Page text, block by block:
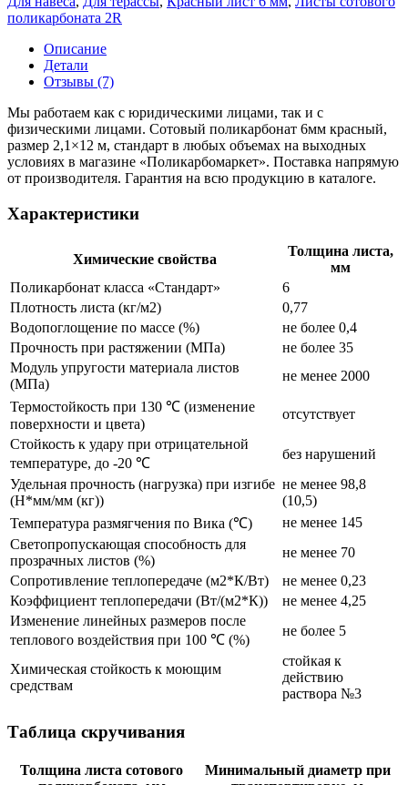
поликарбоната 2R
Описание
Детали
Отзывы (7)
Мы работаем как с юридическими лицами, так и с
физическими лицами. Сотовый поликарбонат 6мм красный,
размер 2,1×12 м, стандарт в любых объемах на выходных
условиях в магазине «Поликарбомаркет». Поставка напрямую
от производителя. Гарантия на всю продукцию в каталоге.
Характеристики
Химические свойства
Толщина листа,
мм
Поликарбонат класса «Стандарт»
6
Плотность листа (кг/м2)
0,77
Водопоглощение по массе (%)
не более 0,4
Прочность при растяжении (МПа)
не более 35
Модуль упругости материала листов
(МПа)
не менее 2000
Термостойкость при 130 ℃ (изменение
поверхности и цвета)
отсутствует
Стойкость к удару при отрицательной
температуре, до -20 ℃
без нарушений
Удельная прочность (нагрузка) при изгибе
(Н*мм/мм (кг))
не менее 98,8
(10,5)
Температура размягчения по Вика (℃)
не менее 145
Светопропускающая способность для
прозрачных листов (%)
не менее 70
Сопротивление теплопередаче (м2*К/Вт)
не менее 0,23
Коэффициент теплопередачи (Вт/(м2*К))
не менее 4,25
Изменение линейных размеров после
теплового воздействия при 100 ℃ (%)
не более 5
Химическая стойкость к моющим
средствам
стойкая к
действию
раствора №3
Таблица скручивания
Толщина листа сотового
Минимальный диаметр при